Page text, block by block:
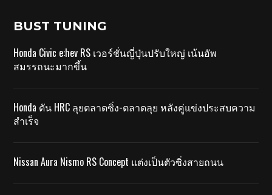
BUST TUNING
Honda Civic e:hev RS เวอร์ชั่นญี่ปุ่นปรับใหญ่ เน้นอัพ
สมรรถนะมากขึ้น
Honda ดัน HRC ลุยตลาดซิ่ง-ตลาดลุย หลังคู่แข่งประสบความ
สำเร็จ
Nissan Aura Nismo RS Concept แต่งเป็นตัวซิ่งสายถนน